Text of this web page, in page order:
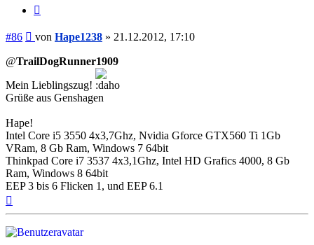
#86 Beitrag
von Hape1238 » 21.12.2012, 17:10
@TrailDogRunner1909
Mein Lieblingszug!
Grüße aus Genshagen
Hape!
Intel Core i5 3550 4x3,7Ghz, Nvidia Gforce GTX560 Ti 1Gb
VRam, 8 Gb Ram, Windows 7 64bit
Thinkpad Core i7 3537 4x3,1Ghz, Intel HD Grafics 4000, 8 Gb
Ram, Windows 8 64bit
EEP 3 bis 6 Flicken 1, und EEP 6.1